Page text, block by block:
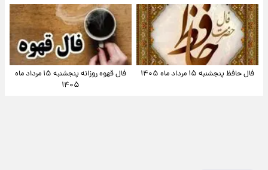
فال حافظ پنجشنبه ۱۵ مرداد ماه ۱۴۰۵
فال قهوه روزانه پنجشنبه ۱۵ مرداد ماه
۱۴۰۵